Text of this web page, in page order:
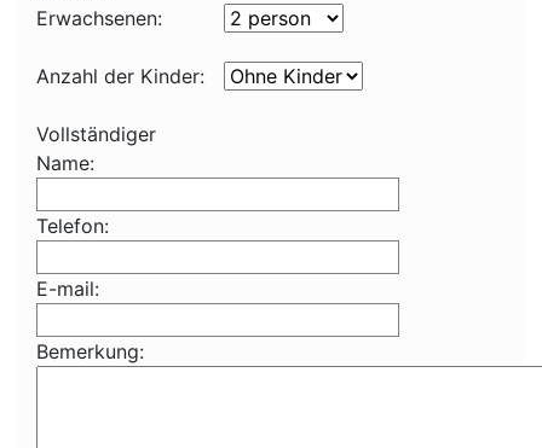
Erwachsenen:
Anzahl der Kinder:
Vollständiger
Name:
Telefon:
E-mail:
Bemerkung: